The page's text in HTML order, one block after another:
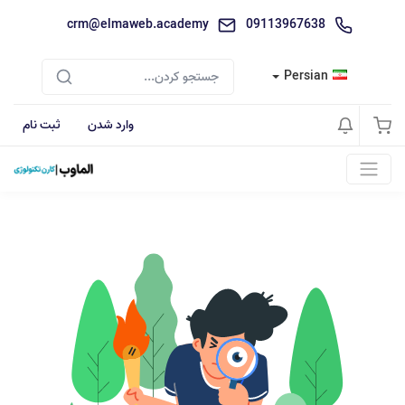
09113967638
crm@elmaweb.academy
Persian
وارد شدن ثبت نام